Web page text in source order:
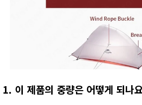
1. 이 제품의 중량은 어떻게 되나